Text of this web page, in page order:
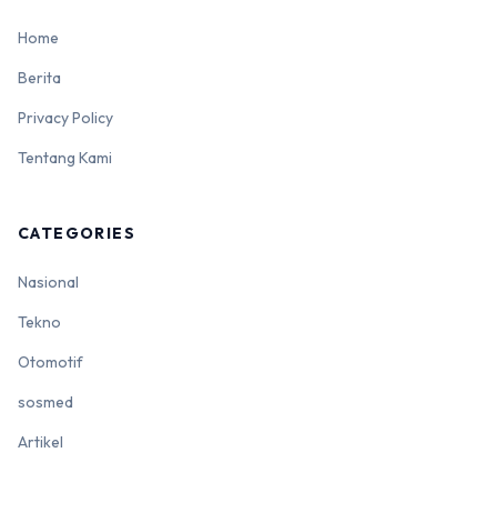
Home
Berita
Privacy Policy
Tentang Kami
CATEGORIES
Nasional
Tekno
Otomotif
sosmed
Artikel